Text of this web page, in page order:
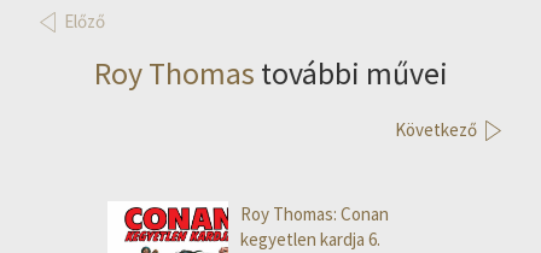
Előző
Roy Thomas további művei
Következő
Roy Thomas: Conan
kegyetlen kardja 6.